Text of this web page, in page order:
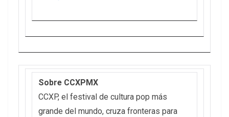
Sobre CCXPMX
CCXP, el festival de cultura pop más
grande del mundo, cruza fronteras para